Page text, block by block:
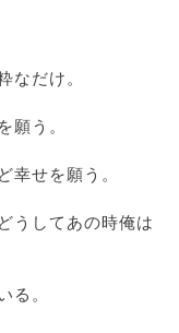
なだけ。
願う。
幸せを願う。
うしてあの時俺は
る。